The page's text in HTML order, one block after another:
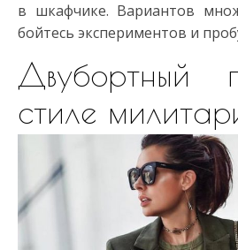
в шкафчике. Вариантов
бойтесь экспериментов и
Двубортный
стиле